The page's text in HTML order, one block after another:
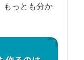
もっとも分か